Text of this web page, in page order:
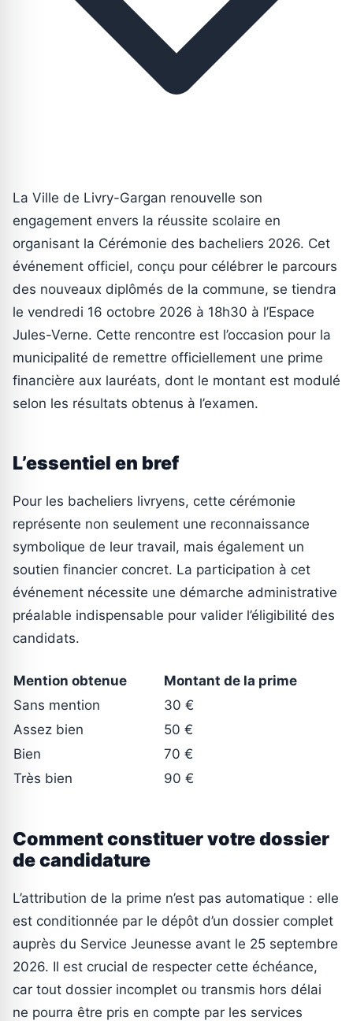
La Ville de Livry-Gargan renouvelle son
engagement envers la réussite scolaire en
organisant la Cérémonie des bacheliers 2026. Cet
événement officiel, conçu pour célébrer le parcours
des nouveaux diplômés de la commune, se tiendra
le vendredi 16 octobre 2026 à 18h30 à l’Espace
Jules-Verne. Cette rencontre est l’occasion pour la
municipalité de remettre officiellement une prime
financière aux lauréats, dont le montant est modulé
selon les résultats obtenus à l’examen.
L’essentiel en bref
Pour les bacheliers livryens, cette cérémonie
représente non seulement une reconnaissance
symbolique de leur travail, mais également un
soutien financier concret. La participation à cet
événement nécessite une démarche administrative
préalable indispensable pour valider l’éligibilité des
candidats.
Mention obtenue
Montant de la prime
Sans mention
30 €
Assez bien
50 €
Bien
70 €
Très bien
90 €
Comment constituer votre dossier
de candidature
L’attribution de la prime n’est pas automatique : elle
est conditionnée par le dépôt d’un dossier complet
auprès du Service Jeunesse avant le 25 septembre
2026. Il est crucial de respecter cette échéance,
car tout dossier incomplet ou transmis hors délai
ne pourra être pris en compte par les services